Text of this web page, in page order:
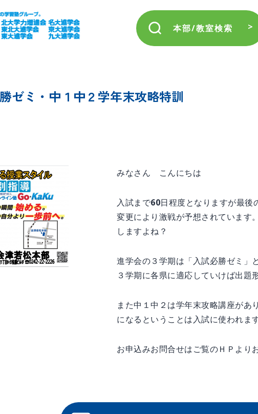
本部/教室検索
ゼミ・中１中２学年末攻略特訓
みなさん こんにちは
入試まで60日程度となりますが最
変更により激戦が予想されています
しますよね？
進学会の３学期は「入試必勝ゼミ」
３学期に各県に適応していけば出題
また中１中２は学年末攻略講座があ
になるということは入試に使われま
お申込みお問合せはご覧のＨＰより